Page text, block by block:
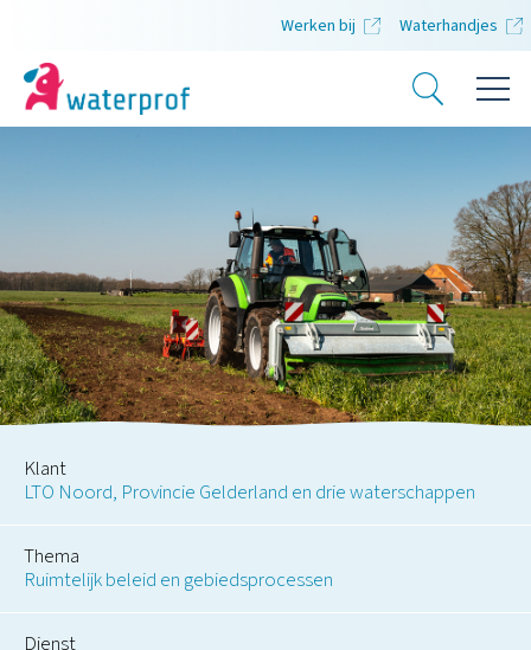
Werken bij Waterhandjes
Klant
LTO Noord, Provincie Gelderland en drie waterschappen
Thema
Ruimtelijk beleid en gebiedsprocessen
Dienst